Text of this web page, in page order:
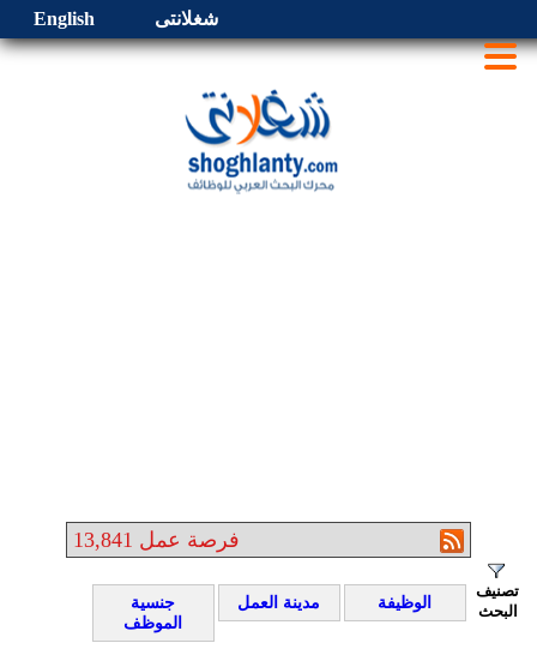
شغلانتى English
13,841 فرصة عمل
تصنيف
البحث
الوظيفة مدينة العمل
جنسية
الموظف